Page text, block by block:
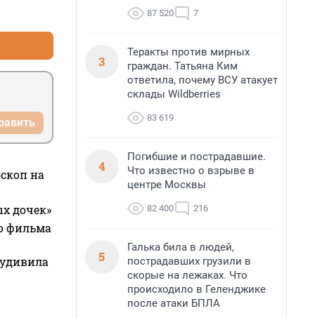
на
дочек»
фильма
87 520 7
3
Теракты против мирных
граждан. Татьяна Ким
ответила, почему ВСУ атакует
склады Wildberries
83 619
4
Погибшие и пострадавшие.
Что известно о взрыве в
центре Москвы
82 400 216
5
Галька била в людей,
пострадавших грузили в
скорые на лежаках. Что
происходило в Геленджике
после атаки БПЛА